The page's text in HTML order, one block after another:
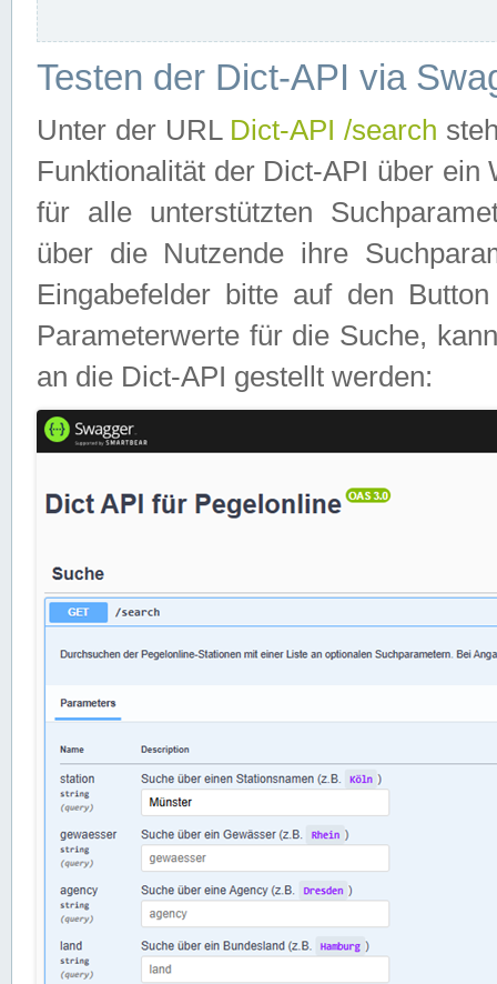
Testen der Dict-API via
Unter der URL Dict-API /search
Funktionalität der Dict-API über
für alle unterstützten
über die Nutzende ihre
Eingabefelder bitte auf den
Parameterwerte für die Suche,
an die Dict-API gestellt werden: